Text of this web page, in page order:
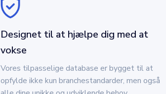
Designet til at hjælpe dig med at
vokse
Vores tilpasselige database er bygget til at
opfylde ikke kun branchestandarder, men også